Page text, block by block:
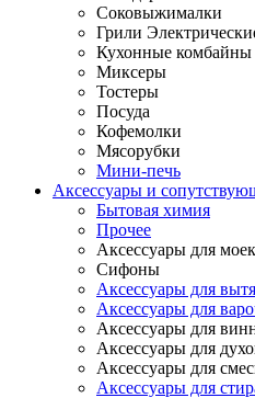
Соковыжималки
Грили
Кухонные комбайны
Миксеры
Тостеры
Посуда
Кофемолки
Мясорубки
Мини-печь
Аксессуары и
Бытовая химия
Прочее
Аксессуары для моек
Сифоны
Аксессуары для
Аксессуары для
Аксессуары для
Аксессуары для
Аксессуары для
Аксессуары для